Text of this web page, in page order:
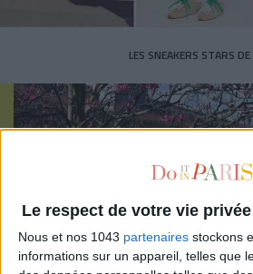
Le respect de votre vie
Nous et nos 1043 partenaires stockons
informations sur un appareil, telles que
LES SNEAKERS STARS DE
Inscrivez-vous à